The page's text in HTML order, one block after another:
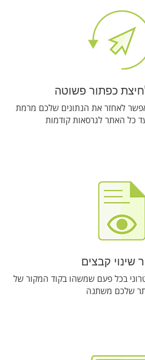
כפתור פשוטה
לאחזר את הנתונים שלכם מרמת
כל האתר לגרסאות קודמות
שינוי קבצים
בכל פעם שמשהו בקוד המקור של
שלכם משתנה